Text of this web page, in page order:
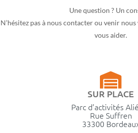
Une question ? Un
N’hésitez pas à nous contacter ou venir
vous aider.
SUR PLACE
Parc d’activités
Rue Suffren
33300